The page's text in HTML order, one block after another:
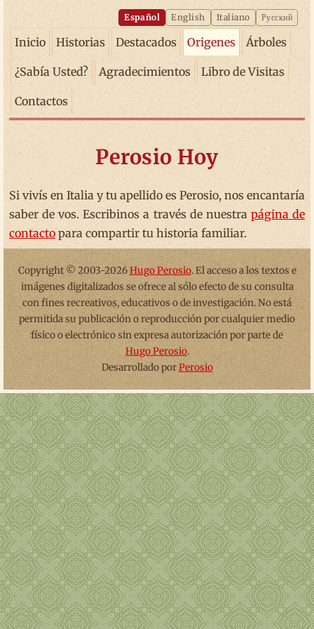
Español English Italiano Русский
Inicio Historias Destacados Origenes Árboles
¿Sabía Usted? Agradecimientos Libro de Visitas
Contactos
Perosio Hoy
Si vivís en Italia y tu apellido es Perosio, nos encantaría
saber de vos. Escribinos a través de nuestra página de
contacto para compartir tu historia familiar.
Copyright © 2003-2026Hugo Perosio. El acceso a los textos e
imágenes digitalizados se ofrece al sólo efecto de su consulta
con fines recreativos, educativos o de investigación. No está
permitida su publicación o reproducción por cualquier medio
físico o electrónico sin expresa autorización por parte de
Hugo Perosio.
Desarrollado porPerosio